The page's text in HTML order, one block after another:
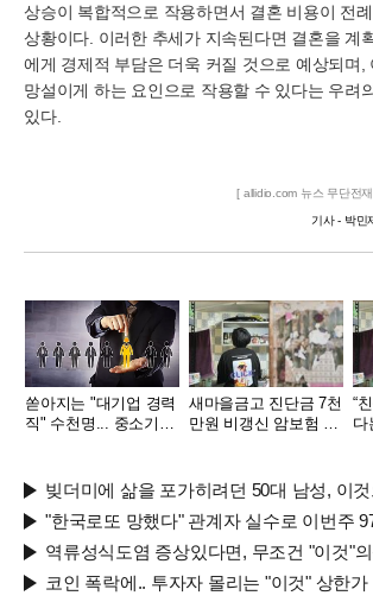
상승이 복합적으로 작용하면서 결혼 비용이 전
상황이다. 이러한 추세가 지속된다면 결혼을 계
에게 경제적 부담은 더욱 커질 것으로 예상되며,
망설이게 하는 요인으로 작용할 수 있다는 우려
있다.
[ allidio.com 뉴스 무단전
기사 - 박민
쏟아지는 "대기업 경력
직" 수천명... 중소기업
새마을금고 진단금 7천
만원 비갱신 암보험 출
“
다
빚더미에 삶을 포가히려던 50대 남성, 이
"한국로또 망했다" 관계자 실수로 이번주 971회차 번호 6자
역류성식도염 증상있다면, 무조건 "이것"의심하세요.
코인 폭락에.. 투자자 몰리는 "이것" 상한가 포